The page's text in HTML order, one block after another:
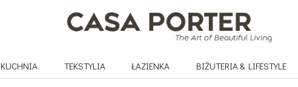
KUCHNIA TEKSTYLIA ŁAZIENKA BIŻUTERIA & LIFESTYLE